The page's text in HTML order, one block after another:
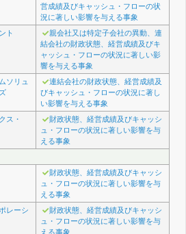
営成績及びキャッシュ・フローの状
況に著しい影響を与える事象
ト
親会社又は特定子会社の異動、連
結会社の財政状態、経営成績及びキ
ャッシュ・フローの状況に著しい影
響を与える事象
ソリュ
連結会社の財政状態、経営成績及
びキャッシュ・フローの状況に著し
い影響を与える事象
ス・
財政状態、経営成績及びキャッシ
ュ・フローの状況に著しい影響を与
える事象
財政状態、経営成績及びキャッシ
ュ・フローの状況に著しい影響を与
える事象
レーシ
財政状態、経営成績及びキャッシ
ュ・フローの状況に著しい影響を与
える事象